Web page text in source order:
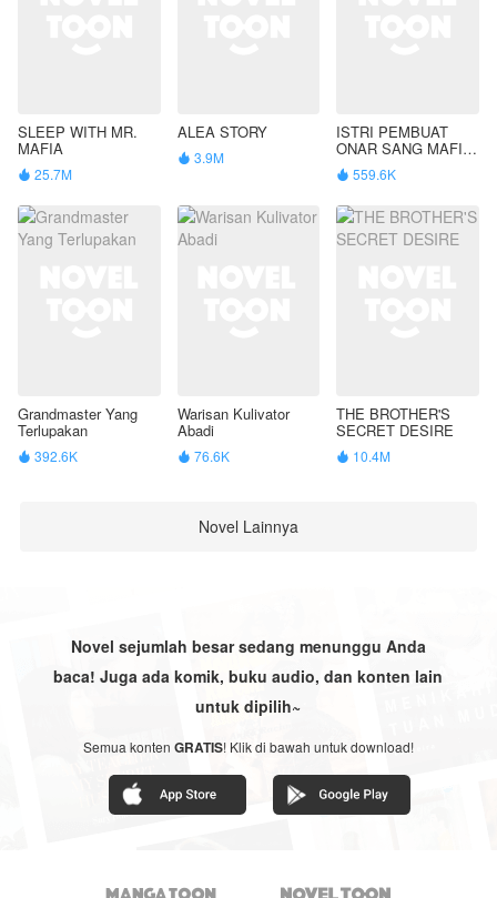
SLEEP WITH MR.
MAFIA
 25.7M
ALEA STORY
 3.9M
ISTRI PEMBUAT
ONAR SANG MAFIA
KEJAM
 559.6K
Grandmaster Yang
Terlupakan
 392.6K
Warisan Kulivator
Abadi
 76.6K
THE BROTHER'S
SECRET DESIRE
 10.4M
Novel Lainnya
Novel sejumlah besar sedang menunggu Anda
baca! Juga ada komik, buku audio, dan konten lain
untuk dipilih~
Semua konten GRATIS! Klik di bawah untuk download!